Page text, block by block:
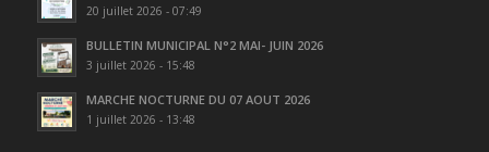
20 juillet 2026 - 07:49
BULLETIN MUNICIPAL N°2 MAI- JUIN 2026
3 juillet 2026 - 15:48
MARCHE NOCTURNE DU 07 AOUT 2026
1 juillet 2026 - 13:48